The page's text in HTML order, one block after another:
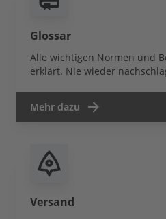
Glossar
Alle wichtigen Normen und
erklärt. Nie wieder
Mehr dazu
Versand